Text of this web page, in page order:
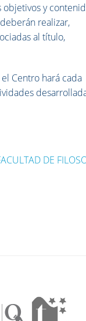
objetivos y
realizar,
al título,
Centro hará cada
DE